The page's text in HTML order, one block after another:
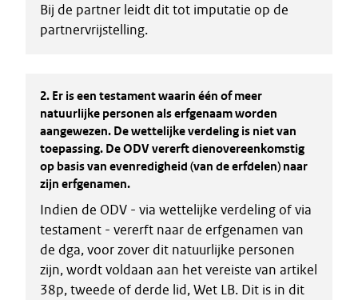
Bij de partner leidt dit tot imputatie op de
partnervrijstelling.
2. Er is een testament waarin één of meer
natuurlijke personen als erfgenaam worden
aangewezen. De wettelijke verdeling is niet van
toepassing. De ODV vererft dienovereenkomstig
op basis van evenredigheid (van de erfdelen) naar
zijn erfgenamen.
Indien de ODV - via wettelijke verdeling of via
testament - vererft naar de erfgenamen van
de dga, voor zover dit natuurlijke personen
zijn, wordt voldaan aan het vereiste van artikel
38p, tweede of derde lid, Wet LB. Dit is in dit